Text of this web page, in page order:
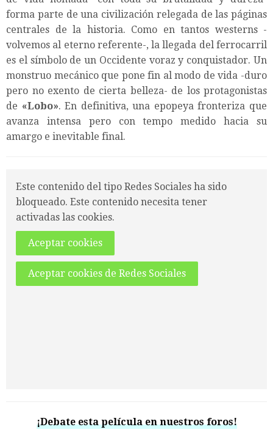
forma parte de una civilización relegada de las páginas
centrales de la historia. Como en tantos westerns -
volvemos al eterno referente-, la llegada del ferrocarril
es el símbolo de un Occidente voraz y conquistador. Un
monstruo mecánico que pone fin al modo de vida -duro
pero no exento de cierta belleza- de los protagonistas
de «Lobo». En definitiva, una epopeya fronteriza que
avanza intensa pero con tempo medido hacia su
amargo e inevitable final.
Este contenido del tipo Redes Sociales ha sido
bloqueado. Este contenido necesita tener
activadas las cookies.
Aceptar cookies
Aceptar cookies de Redes Sociales
¡Debate esta película en nuestros foros!